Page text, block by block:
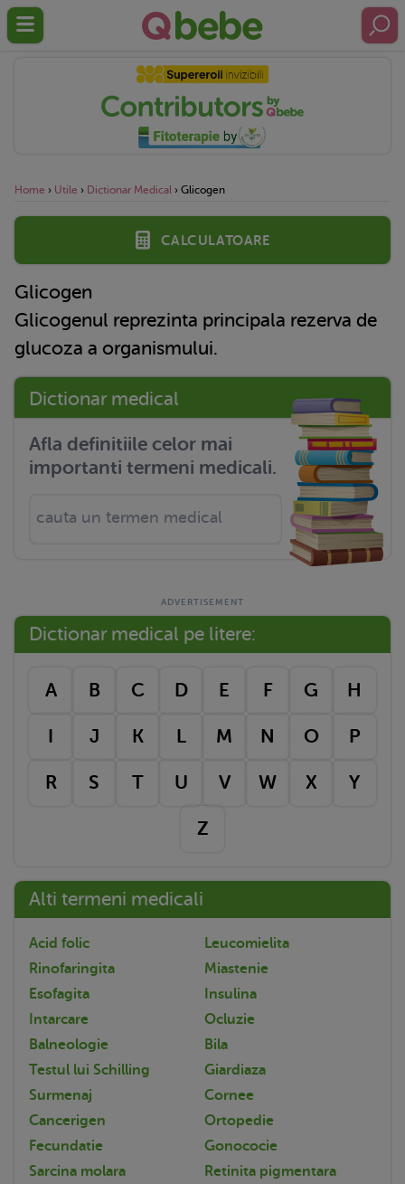
Home › Utile › Dictionar Medical › Glicogen
Calculatoare
Glicogen
Glicogenul reprezinta principala rezerva de
glucoza a organismului.
Dictionar medical
Afla definitiile celor mai
importanti termeni medicali.
Dictionar medical pe litere:
A B C D E F G H
I J K L M N O P
R S T U V W X Y
Z
Alti termeni medicali
Acid folic
Leucomielita
Rinofaringita
Miastenie
Esofagita
Insulina
Intarcare
Ocluzie
Balneologie
Bila
Testul lui Schilling
Giardiaza
Surmenaj
Cornee
Cancerigen
Ortopedie
Fecundatie
Gonococie
Sarcina molara
Retinita pigmentara